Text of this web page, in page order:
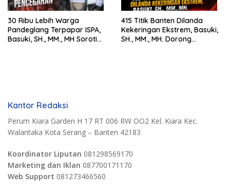
30 Ribu Lebih Warga
Pandeglang Terpapar ISPA,
Basuki, SH., MM., MH Soroti
415 Titik Banten Dilanda
Kekeringan Ekstrem, Basuki,
SH., MM., MH. Dorong
Kantor Redaksi
Perum Kiara Garden H 17 RT 006 RW OO2 Kel. Kiara Kec.
Walantaka Kota Serang – Banten 42183
Koordinator Liputan 081298569170
Marketing dan Iklan 087700171170
Web Support 081273466560